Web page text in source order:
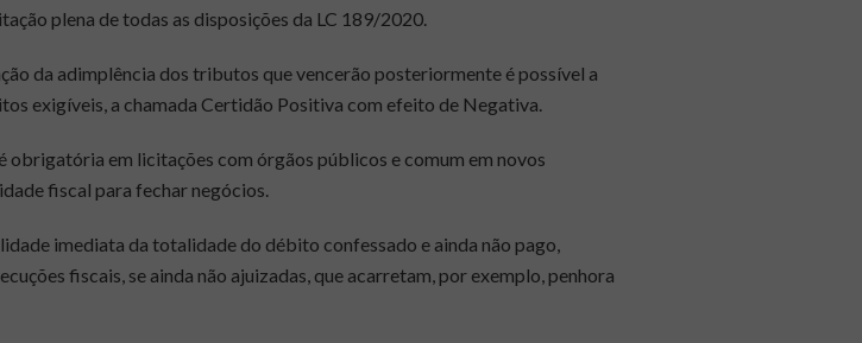
plena de todas as disposições da LC 189/2020.
da adimplência dos tributos que vencerão posteriormente é possível a
exigíveis, a chamada Certidão Positiva com efeito de Negativa.
obrigatória em licitações com órgãos públicos e comum em novos
fiscal para fechar negócios.
imediata da totalidade do débito confessado e ainda não pago,
fiscais, se ainda não ajuizadas, que acarretam, por exemplo, penhora